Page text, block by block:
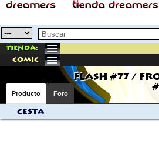
Tienda:
comic
FLASH #77 /
Producto Foro
Cesta